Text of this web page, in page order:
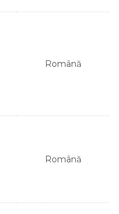
Română
Română